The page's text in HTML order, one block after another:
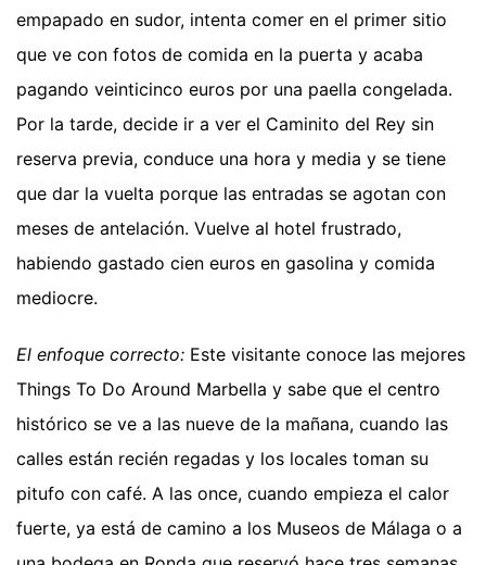
empapado en sudor, intenta comer en el primer sitio
que ve con fotos de comida en la puerta y acaba
pagando veinticinco euros por una paella congelada.
Por la tarde, decide ir a ver el Caminito del Rey sin
reserva previa, conduce una hora y media y se tiene
que dar la vuelta porque las entradas se agotan con
meses de antelación. Vuelve al hotel frustrado,
habiendo gastado cien euros en gasolina y comida
mediocre.
El enfoque correcto: Este visitante conoce las mejores
Things To Do Around Marbella y sabe que el centro
histórico se ve a las nueve de la mañana, cuando las
calles están recién regadas y los locales toman su
pitufo con café. A las once, cuando empieza el calor
fuerte, ya está de camino a los Museos de Málaga o a